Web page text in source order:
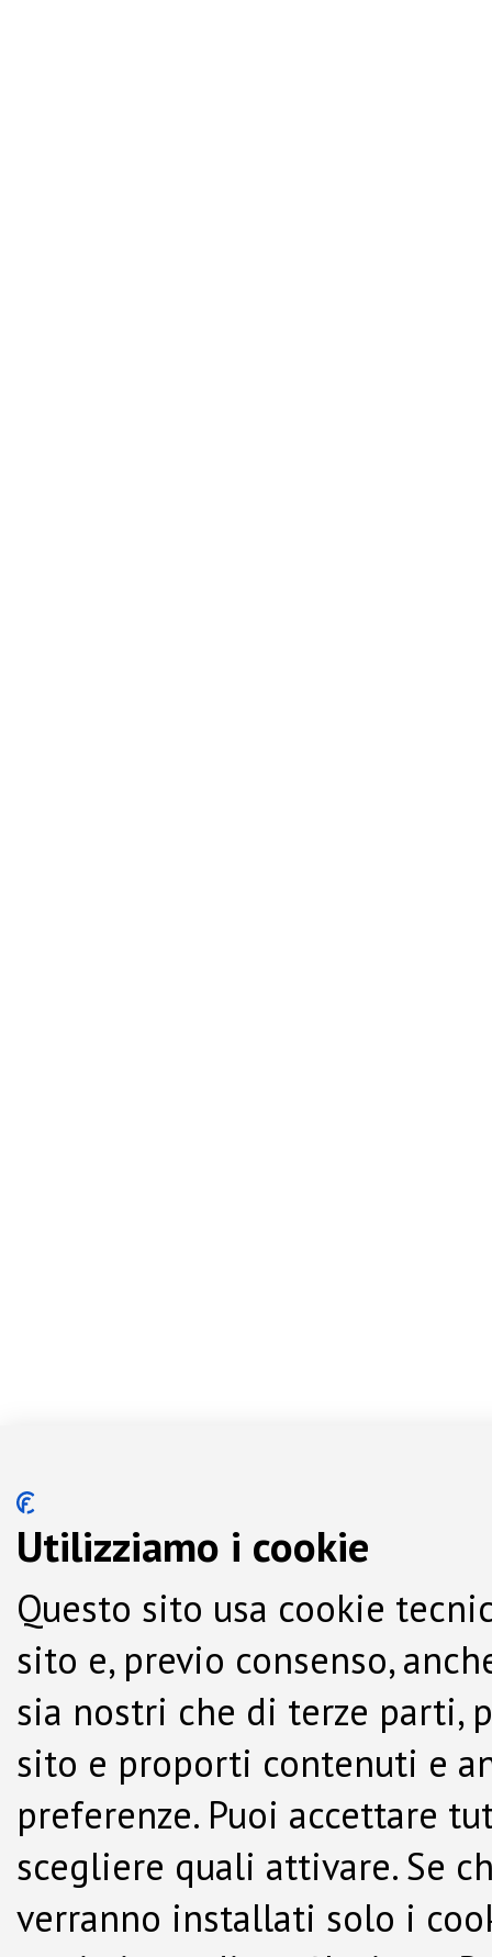
Utilizziamo i cookie
Questo sito usa cookie
sito e, previo consenso,
sia nostri che di terze parti,
sito e proporti contenuti e
preferenze. Puoi accettare
scegliere quali attivare. Se
verranno installati solo i